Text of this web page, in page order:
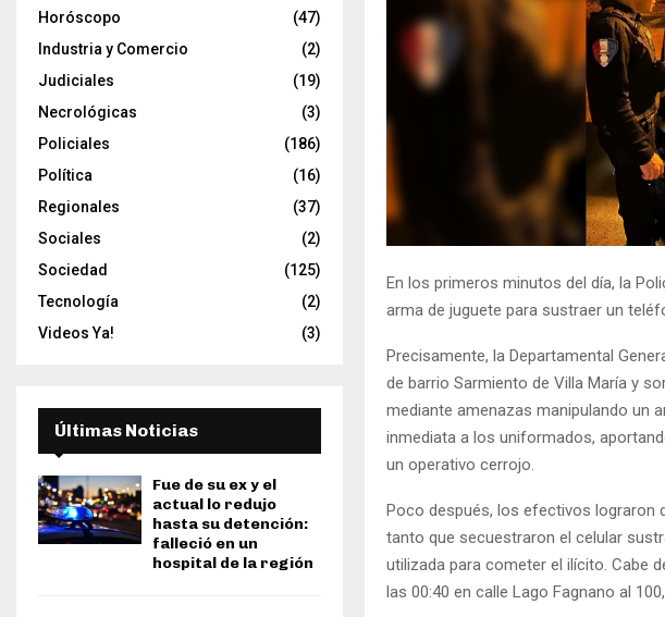
En los primeros minutos del día, la
arma de juguete para sustraer un
Precisamente, la Departamental
de barrio Sarmiento de Villa María y
mediante amenazas manipulando un
inmediata a los uniformados,
un operativo cerrojo.
Poco después, los efectivos lograron
tanto que secuestraron el celular
utilizada para cometer el ilícito. Cabe
las 00:40 en calle Lago Fagnano al
Horóscopo
(47)
Industria y Comercio
(2)
Judiciales
(19)
Necrológicas
(3)
Policiales
(186)
Política
(16)
Regionales
(37)
Sociales
(2)
Sociedad
(125)
Tecnología
(2)
Videos Ya!
(3)
Últimas Noticias
Fue de su ex y el
actual lo redujo
hasta su detención:
falleció en un
hospital de la región